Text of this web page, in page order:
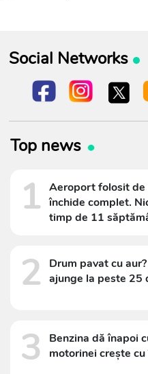
Social Networks
Top news
1 Aeroport folosit de
închide complet.
timp de 11
2
Drum pavat cu
ajunge la peste 25
3
Benzina dă înapoi
motorinei crește